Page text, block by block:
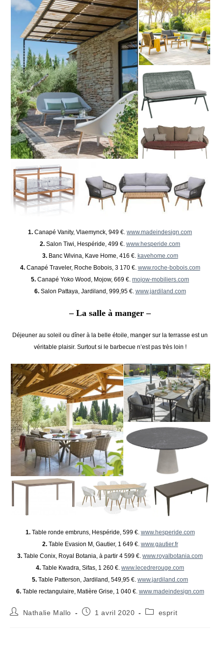
1. Canapé Vanity, Vlaemynck, 949 €. www.madeindesign.com
2. Salon Tiwi, Hespéride, 499 €. www.hesperide.com
3.Banc Wivina, Kave Home, 416 €. kavehome.com
4.Canapé Traveler, Roche Bobois, 3 170 €. www.roche-bobois.com
5. Canapé Yoko Wood, Mojow, 669 €. mojow-mobiliers.com
6.Salon Pattaya, Jardiland, 999,95 €. www.jardiland.com
– La salle à manger –
Déjeuner au soleil ou dîner à la belle étoile, manger sur la terrasse est un
véritable plaisir. Surtout si le barbecue n’est pas très loin !
1.Table ronde embruns, Hespéride, 599 €. www.hesperide.com
2.Table Evasion M, Gautier, 1 649 €. www.gautier.fr
3. Table Conix, Royal Botania, à partir 4 599 €. www.royalbotania.com
4. Table Kwadra, Sifas, 1 260 €. www.lecedrerouge.com
5. Table Patterson, Jardiland, 549,95 €. www.jardiland.com
6.Table rectangulaire, Matière Grise, 1 040 €. www.madeindesign.com
Auteur/autrice
Nathalie Mallo
Publication
1 avril 2020
Postesprit